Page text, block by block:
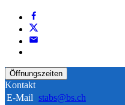
Öffnungszeiten
Kontakt
E-Mail stabs@bs.ch